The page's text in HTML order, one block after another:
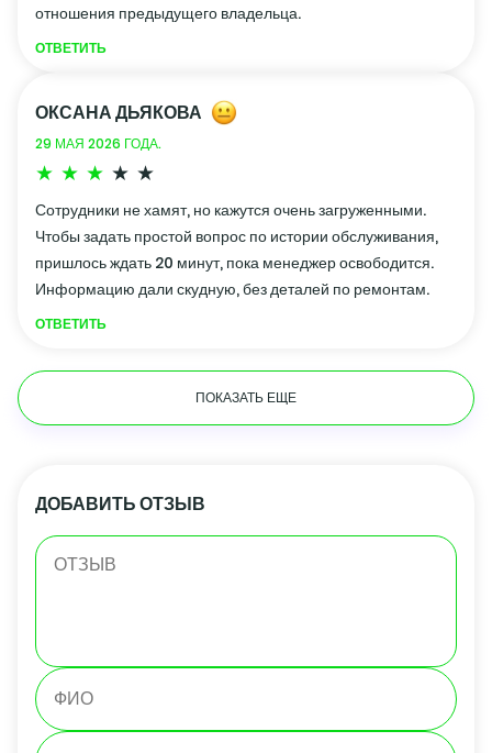
отношения предыдущего владельца.
ОТВЕТИТЬ
ОКСАНА ДЬЯКОВА
29 МАЯ 2026 ГОДА.
Сотрудники не хамят, но кажутся очень загруженными.
Чтобы задать простой вопрос по истории обслуживания,
пришлось ждать 20 минут, пока менеджер освободится.
Информацию дали скудную, без деталей по ремонтам.
ОТВЕТИТЬ
ПОКАЗАТЬ ЕЩЕ
ДОБАВИТЬ ОТЗЫВ